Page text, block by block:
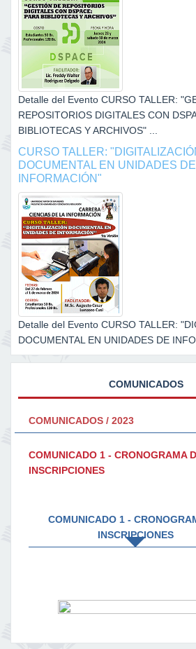
Detalle del Evento CURSO TALLER:
REPOSITORIOS DIGITALES CON
BIBLIOTECAS Y ARCHIVOS" ...
CURSO TALLER:
DOCUMENTAL EN UNIDADES DE
INFORMACIÓN"
Detalle del Evento CURSO TALLER:
DOCUMENTAL EN UNIDADES DE
COMUNICADOS
COMUNICADOS / 2023
COMUNICADO 1 - CRONOGRAMA
INSCRIPCIONES
COMUNICADO 1 -
INSCRIPCIONES